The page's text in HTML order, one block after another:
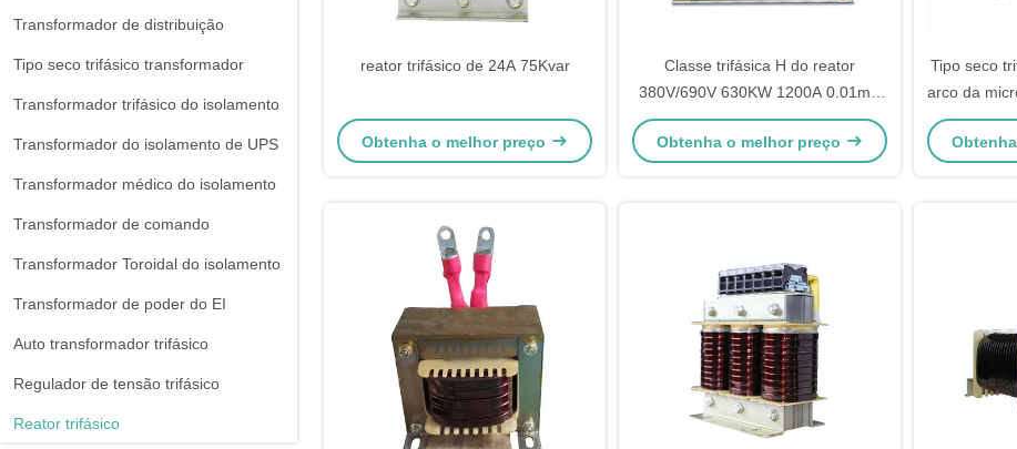
Transformador de distribuição
Tipo seco trifásico transformador
Transformador trifásico do isolamento
Transformador do isolamento de UPS
Transformador médico do isolamento
Transformador de comando
Transformador Toroidal do isolamento
Transformador de poder do EI
Auto transformador trifásico
Regulador de tensão trifásico
Reator trifásico
reator trifásico de 24A 75Kvar
Obtenha o melhor preço
Classe trifásica H do reator
380V/690V 630KW 1200A 0.01mH
do núcleo de ferro
Obtenha o melhor preço
Tipo seco
arco da